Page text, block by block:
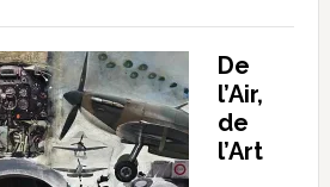
De
l’Air,
de
l’Art